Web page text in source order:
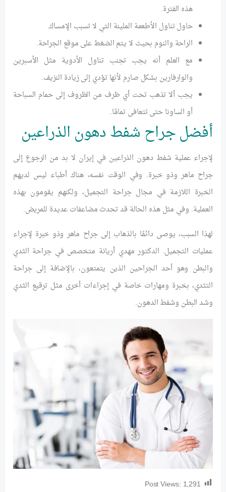
هذه الفترة.
حاول تناول الأطعمة الملينة التي لا تسبب الإمساك.
الراحة والنوم بحيث لا يتم الضغط على موقع الجراحة.
مع العلم أنه يجب تجنب تناول الأدوية مثل الأسبرين
والوارفارين بشكل صارم لأنها تؤدي إلى زيادة النزيف.
يجب ألا تذهب تحت أي ظرف من الظروف إلى حمام السباحة
أو الساونا حتى تتعافى تمامًا.
أفضل جراح شفط دهون الذراعين
لإجراء عملية شفط دهون الذراعين في إيران لا بد من الرجوع إلى
جراح ماهر وذو خبرة. وفي الوقت نفسه، هناك أطباء ليس لديهم
الخبرة اللازمة في مجال جراحة التجميل، ولكنهم يقومون بهذه
العملية. وفي مثل هذه الحالة قد تحدث مضاعفات عديدة للمريض.
لهذا السبب، يوصى دائمًا بالذهاب إلى جراح ماهر وذو خبرة لإجراء
عمليات التجميل. الدكتور مهدي أريانة متخصص في جراحة الثدي
والبطن وهو أحد الجراحين الذين يتمتعون، بالإضافة إلى جراحة
التثدي، بخبرة ومهارات خاصة في إجراءات أخرى مثل ترقيع الثدي
وشد البطن وشفط الدهون.
Post Views:1,291